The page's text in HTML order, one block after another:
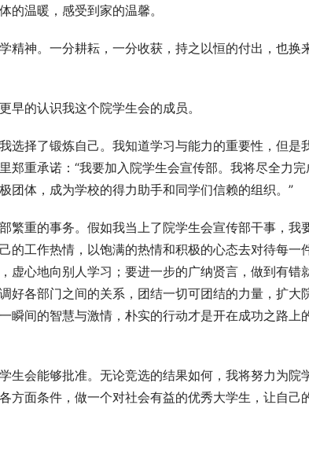
的温暖，感受到家的温馨。
精神。一分耕耘，一分收获，持之以恒的付出，也换
的认识我这个院学生会的成员。
选择了锻炼自己。我知道学习与能力的重要性，但是
郑重承诺：“我要加入院学生会宣传部。我将尽全力完
团体，成为学校的得力助手和同学们信赖的组织。”
繁重的事务。假如我当上了院学生会宣传部干事，我
的工作热情，以饱满的热情和积极的心态去对待每一
虚心地向别人学习；要进一步的广纳贤言，做到有错
好各部门之间的关系，团结一切可团结的力量，扩大
瞬间的智慧与激情，朴实的行动才是开在成功之路上
生会能够批准。无论竞选的结果如何，我将努力为院
方面条件，做一个对社会有益的优秀大学生，让自己